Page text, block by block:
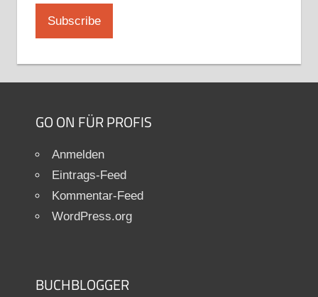
GO ON FÜR PROFIS
Anmelden
Eintrags-Feed
Kommentar-Feed
WordPress.org
BUCHBLOGGER